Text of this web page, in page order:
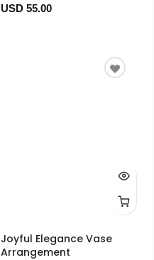
USD 55.00
Joyful Elegance Vase
Arrangement